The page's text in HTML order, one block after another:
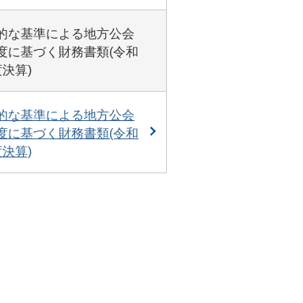
な基準による地方公会
に基づく財務書類(令和
算)
な基準による地方公会
に基づく財務書類(令和
算)